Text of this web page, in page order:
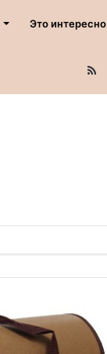
Это интересно